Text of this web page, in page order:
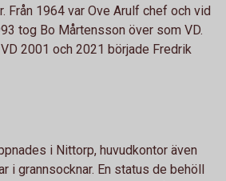
Från 1964 var Ove Arulf chef och vid
tog Bo Mårtensson över som VD.
2001 och 2021 började Fredrik
i Nittorp, huvudkontor även
i grannsocknar. En status de behöll